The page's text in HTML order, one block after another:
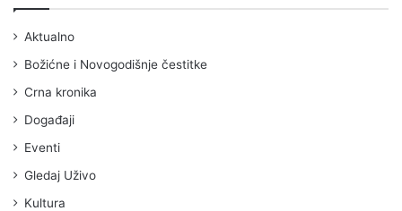
Aktualno
Božićne i Novogodišnje čestitke
Crna kronika
Događaji
Eventi
Gledaj Uživo
Kultura